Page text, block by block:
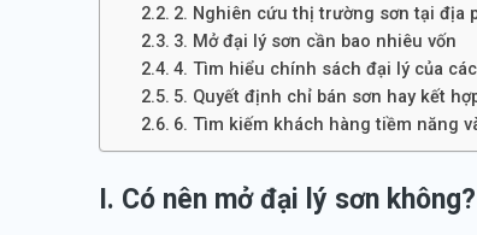
2. Nghiên cứu thị trường sơn tại địa
3. Mở đại lý sơn cần bao nhiêu vốn
4. Tìm hiểu chính sách đại lý của
5. Quyết định chỉ bán sơn hay kết
6. Tìm kiếm khách hàng tiềm năng
I. Có nên mở đại lý sơn không?